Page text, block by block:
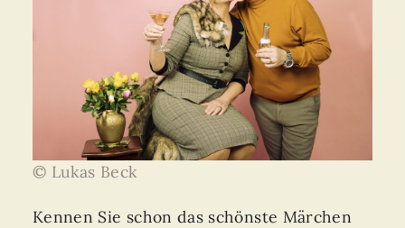
© Lukas Beck
Kennen Sie schon das schönste Märchen